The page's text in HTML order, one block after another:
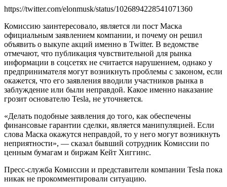
https://twitter.com/elonmusk/status/1026894228541071360
Комиссию заинтересовало, является ли пост Маска
официальным заявлением компании, и почему он решил
объявить о выкупе акций именно в Twitter. В ведомстве
отмечают, что публикация чувствительной для рынка
информации в соцсетях не считается нарушением, однако у
предпринимателя могут возникнуть проблемы с законом, если
окажется, что его заявления вводили участников рынка в
заблуждение или были неправдой. Какое именно наказание
грозит основателю Tesla, не уточняется.
«Делать подобные заявления до того, как обеспечены
финансовые гарантии сделки, является манипуляцией. Если
слова Маска окажутся неправдой, то у него могут возникнуть
неприятности», — сказал бывший сотрудник Комиссии по
ценным бумагам и биржам Кейт Хиггинс.
Пресс-служба Комиссии и представители компании Tesla пока
никак не прокомментировали ситуацию.